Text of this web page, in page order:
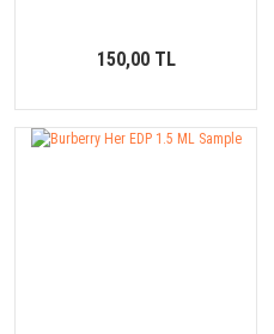
150,00 TL